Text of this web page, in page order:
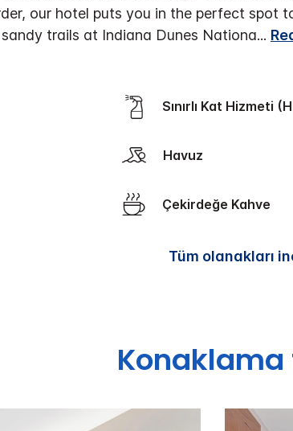
our hotel puts you in the perfect spot
trails at Indiana Dunes Nationa...
Sınırlı Kat Hizmeti
Havuz
Çekirdeğe Kahve
Tüm olanakları